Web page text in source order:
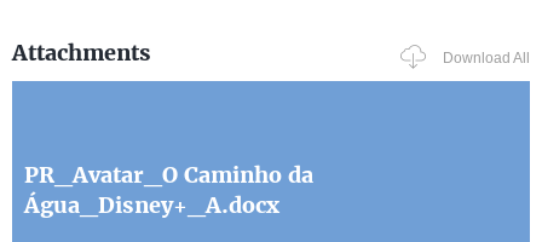
Attachments Download All
PR_Avatar_O Caminho da
Água_Disney+_A.docx